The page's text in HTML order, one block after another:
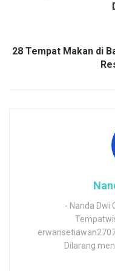
28 Tempat Makan di
- Nanda Dwi
Dilarang